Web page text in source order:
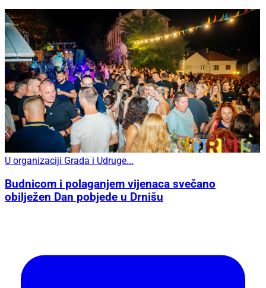
U organizaciji Grada i Udruge...
Budnicom i polaganjem vijenaca svečano
obilježen Dan pobjede u Drnišu